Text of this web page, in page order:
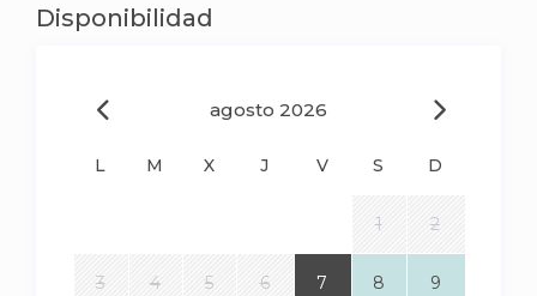
Disponibilidad
agosto 2026
L M X J V S D
1 2
3 4 5 6 7 8 9